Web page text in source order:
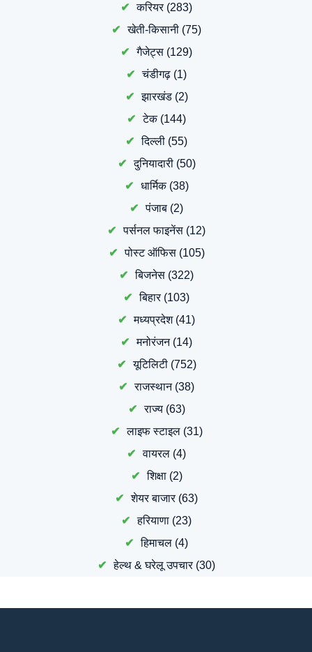
करियर(283)
खेती-किसानी (75)
गैजेट्स (129)
चंडीगढ़ (1)
झारखंड(2)
टेक(144)
दिल्ली (55)
दुनियादारी(50)
धार्मिक(38)
पंजाब (2)
पर्सनल फाइनेंस (12)
पोस्ट ऑफिस(105)
बिजनेस (322)
बिहार(103)
मध्यप्रदेश(41)
मनोरंजन(14)
यूटिलिटी(752)
राजस्थान(38)
राज्य(63)
लाइफ स्टाइल(31)
वायरल (4)
शिक्षा(2)
शेयर बाजार(63)
हरियाणा (23)
हिमाचल (4)
हेल्थ & घरेलू उपचार(30)